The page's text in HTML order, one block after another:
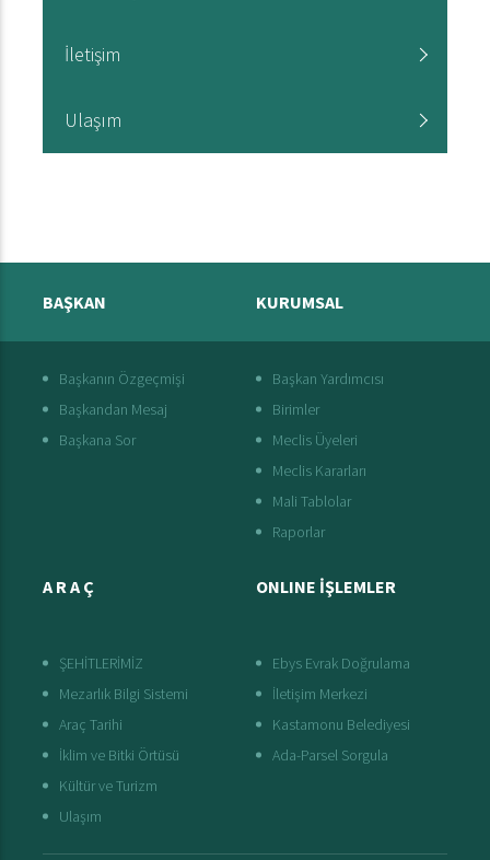
İletişim
Ulaşım
BAŞKAN
Başkanın Özgeçmişi
Başkandan Mesaj
Başkana Sor
KURUMSAL
Başkan Yardımcısı
Birimler
Meclis Üyeleri
Meclis Kararları
Mali Tablolar
Raporlar
A R A Ç
ŞEHİTLERİMİZ
Mezarlık Bilgi Sistemi
Araç Tarihi
İklim ve Bitki Örtüsü
Kültür ve Turizm
Ulaşım
ONLINE İŞLEMLER
Ebys Evrak Doğrulama
İletişim Merkezi
Kastamonu Belediyesi
Ada-Parsel Sorgula